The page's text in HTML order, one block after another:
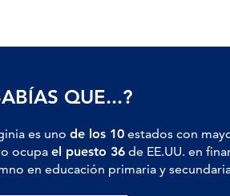
QUE...?
es uno de los 10 estados con
ocupa el puesto 36 de EE.UU. en
en educación primaria y